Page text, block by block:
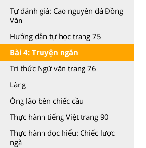
Tự đánh giá: Cao nguyên đá Đồng
Văn
Hướng dẫn tự học trang 75
Bài 4: Truyện ngắn
Tri thức Ngữ văn trang 76
Làng
Ông lão bên chiếc cầu
Thực hành tiếng Việt trang 90
Thực hành đọc hiểu: Chiếc lược
ngà